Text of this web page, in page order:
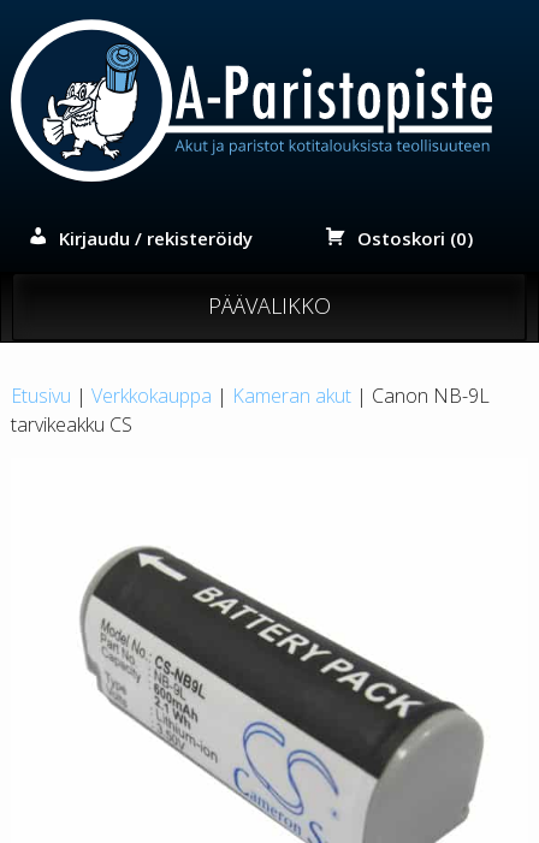
sisältöön
Kirjaudu / rekisteröidy Ostoskori (0)
PÄÄVALIKKO
Etusivu | Verkkokauppa | Kameran akut| Canon NB-9L
tarvikeakku CS